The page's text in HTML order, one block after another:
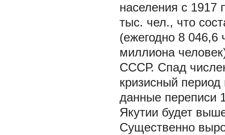
населения с 1917
тыс. чел., что
(ежегодно 8 046,6
миллиона
СССР. Спад
кризисный период
данные переписи
Якутии будет
Существенно